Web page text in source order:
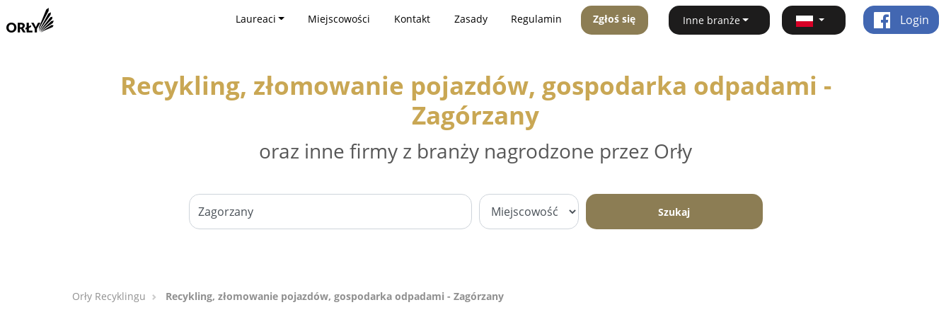
Laureaci Miejscowości Kontakt Zasady Regulamin Zgłoś się Inne branże Login
Recykling, złomowanie pojazdów, gospodarka odpadami -
Zagórzany
oraz inne firmy z branży nagrodzone przez Orły
Szukaj
Orły Recyklingu Recykling, złomowanie pojazdów, gospodarka odpadami - Zagórzany